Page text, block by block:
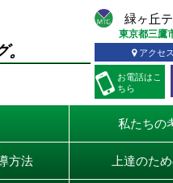
お電話はこ
ちら
東京都三鷹
アクセ
私たちの
方法 上達のた